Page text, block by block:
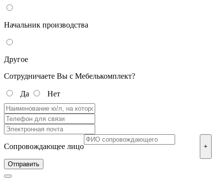
Начальник производства
Другое
Сотрудничаете Вы с Мебелькомплект?
Да Нет
Сопровождающее лицо +